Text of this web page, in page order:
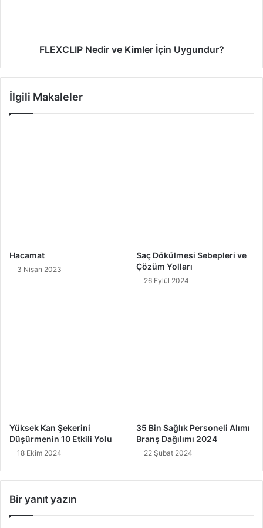
FLEXCLIP Nedir ve Kimler İçin Uygundur?
İlgili Makaleler
Hacamat
3 Nisan 2023
Saç Dökülmesi Sebepleri ve
Çözüm Yolları
26 Eylül 2024
Yüksek Kan Şekerini
Düşürmenin 10 Etkili Yolu
18 Ekim 2024
35 Bin Sağlık Personeli Alımı
Branş Dağılımı 2024
22 Şubat 2024
Bir yanıt yazın